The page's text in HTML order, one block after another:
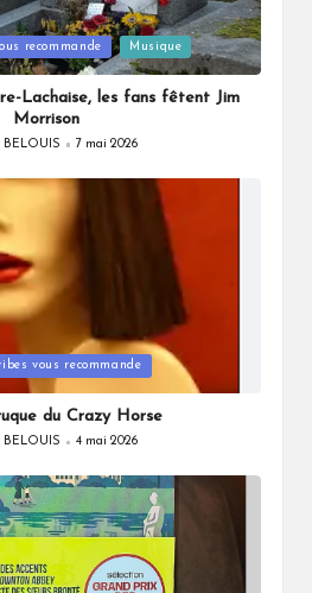
recommande Musique
Lachaise, les fans fêtent Jim
Morrison
BELOUIS 7 mai 2026
vous recommande
du Crazy Horse
BELOUIS 4 mai 2026